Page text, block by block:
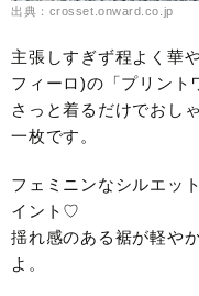
出典：crosset.onward.co.jp
主張しすぎず程よく華
フィーロ)の「プリント
さっと着るだけでおし
一枚です。
フェミニンなシルエッ
イント♡
揺れ感のある裾が軽や
よ。